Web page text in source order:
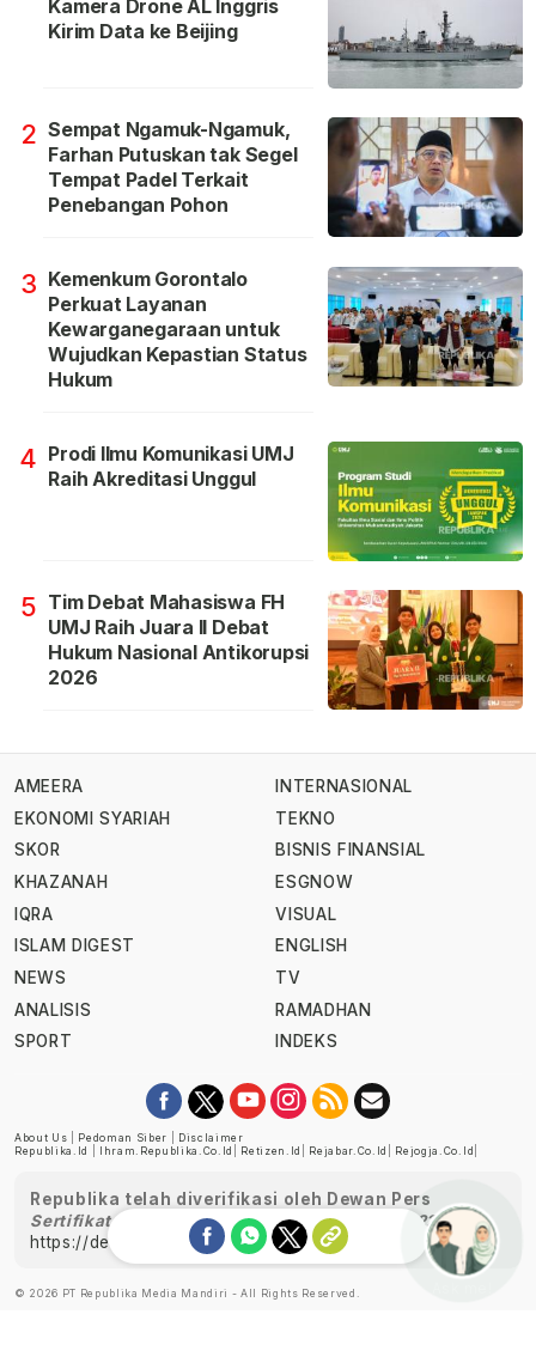
Kamera Drone AL Inggris
Kirim Data ke Beijing
2 Sempat Ngamuk-Ngamuk,
Farhan Putuskan tak Segel
Tempat Padel Terkait
Penebangan Pohon
3 Kemenkum Gorontalo
Perkuat Layanan
Kewarganegaraan untuk
Wujudkan Kepastian Status
Hukum
4 Prodi Ilmu Komunikasi UMJ
Raih Akreditasi Unggul
5 Tim Debat Mahasiswa FH
UMJ Raih Juara II Debat
Hukum Nasional Antikorupsi
2026
AMEERA
EKONOMI SYARIAH
SKOR
KHAZANAH
IQRA
ISLAM DIGEST
NEWS
ANALISIS
SPORT
INTERNASIONAL
TEKNO
BISNIS FINANSIAL
ESGNOW
VISUAL
ENGLISH
TV
RAMADHAN
INDEKS
About Us Pedoman Siber
Disclaimer
Republika.id
Ihram.republika.co.id Retizen.id Rejabar.co.id Rejogja.co.id
Republika telah diverifikasi oleh Dewan Pers
Sertifikat Nomor 1058/DP-Verifikasi/K/XII/2022
https://dewanpers.or.id/data/perusahaanpers
© 2026 PT Republika Media Mandiri - All Rights Reserved.